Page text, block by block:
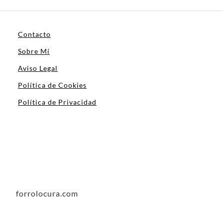
Contacto
Sobre Mí
Aviso Legal
Política de Cookies
Política de Privacidad
forrolocura.com